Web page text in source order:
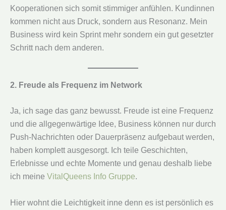
Kooperationen sich somit stimmiger anfühlen. Kundinnen
kommen nicht aus Druck, sondern aus Resonanz. Mein
Business wird kein Sprint mehr sondern ein gut gesetzter
Schritt nach dem anderen.
2. Freude als Frequenz im Network
Ja, ich sage das ganz bewusst. Freude ist eine Frequenz
und die allgegenwärtige Idee, Business können nur durch
Push-Nachrichten oder Dauerpräsenz aufgebaut werden,
haben komplett ausgesorgt. Ich teile Geschichten,
Erlebnisse und echte Momente und genau deshalb liebe
ich meine VitalQueens Info Gruppe.
Hier wohnt die Leichtigkeit inne denn es ist persönlich es